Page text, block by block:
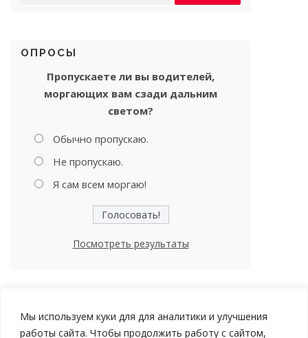
Мы используем куки для для аналитики и улучшения
работы сайта. Чтобы продолжить работу с сайтом,
ОПРОСЫ
Пропускаете ли вы водителей,
моргающих вам сзади дальним
светом?
Обычно пропускаю.
Не пропускаю.
Я сам всем моргаю!
Посмотреть результаты